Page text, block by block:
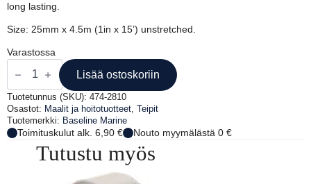
long lasting.
Size: 25mm x 4.5m (1in x 15’) unstretched.
Varastossa
RIKITEIPPI
25MM
X4,5M
VALK.
määrä
Lisää ostoskoriin
Tuotetunnus (SKU): 474-2810
Osastot: Maalit ja hoitotuotteet, Teipit
Tuotemerkki: Baseline Marine
Toimituskulut alk. 6,90 € Nouto myymälästä 0 €
Tutustu myös